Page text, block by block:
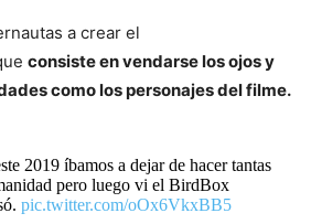
a crear el
consiste en vendarse los ojos y
como los personajes del filme.
2019 íbamos a dejar de hacer tantas
pero luego vi el BirdBox
pic.twitter.com/oOx6VkxBB5